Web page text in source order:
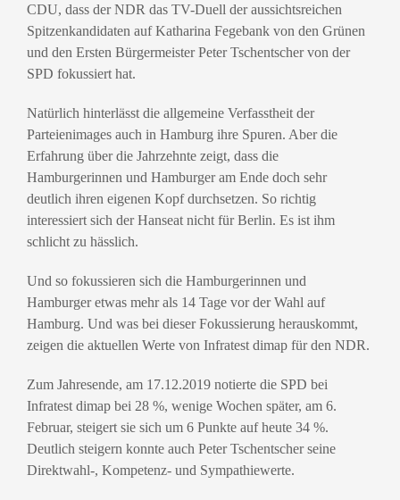
CDU, dass der NDR das TV-Duell der aussichtsreichen
Spitzenkandidaten auf Katharina Fegebank von den Grünen
und den Ersten Bürgermeister Peter Tschentscher von der
SPD fokussiert hat.
Natürlich hinterlässt die allgemeine Verfasstheit der
Parteienimages auch in Hamburg ihre Spuren. Aber die
Erfahrung über die Jahrzehnte zeigt, dass die
Hamburgerinnen und Hamburger am Ende doch sehr
deutlich ihren eigenen Kopf durchsetzen. So richtig
interessiert sich der Hanseat nicht für Berlin. Es ist ihm
schlicht zu hässlich.
Und so fokussieren sich die Hamburgerinnen und
Hamburger etwas mehr als 14 Tage vor der Wahl auf
Hamburg. Und was bei dieser Fokussierung herauskommt,
zeigen die aktuellen Werte von Infratest dimap für den NDR.
Zum Jahresende, am 17.12.2019 notierte die SPD bei
Infratest dimap bei 28 %, wenige Wochen später, am 6.
Februar, steigert sie sich um 6 Punkte auf heute 34 %.
Deutlich steigern konnte auch Peter Tschentscher seine
Direktwahl-, Kompetenz- und Sympathiewerte.